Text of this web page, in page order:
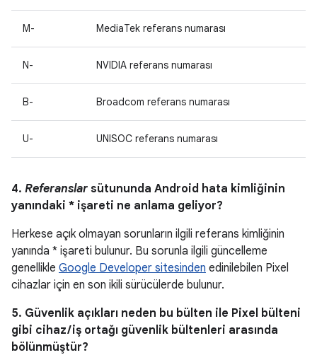
M- MediaTek referans numarası
N- NVIDIA referans numarası
B- Broadcom referans numarası
U- UNISOC referans numarası
4. Referanslar sütununda Android hata kimliğinin
yanındaki * işareti ne anlama geliyor?
Herkese açık olmayan sorunların ilgili referans kimliğinin
yanında * işareti bulunur. Bu sorunla ilgili güncelleme
genellikle Google Developer sitesinden edinilebilen Pixel
cihazlar için en son ikili sürücülerde bulunur.
5. Güvenlik açıkları neden bu bülten ile Pixel bülteni
gibi cihaz / iş ortağı güvenlik bültenleri arasında
bölünmüştür?